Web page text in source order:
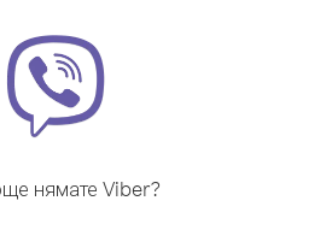
нямате Viber?